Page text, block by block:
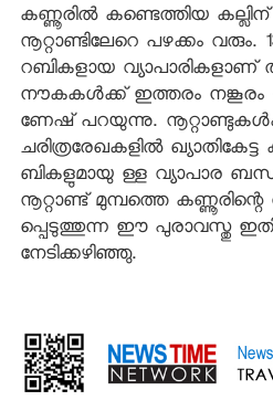
കണ്ണൂരില്‍ കണ്ടെത്തിയ
നൂറ്റാണ്ടിലേറെ പഴക്കം വരും.
റബികളായ വ്യാപാരികളാണ്
നൗകകള്‍ക്ക് ഇത്തരം നങ്കൂരം
ണേഷ് പറയുന്നു.
ചരിത്രരേഖകളില്‍
ബികളുമായു ള്ള വ്യാപാര
നൂറ്റാണ്ട് മുമ്പത്തെ
പ്പെടുത്തുന്ന ഈ പുരാവസ്തു
നേടിക്കഴിഞ്ഞു.